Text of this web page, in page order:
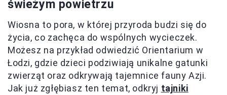
świeżym powietrzu
Wiosna to pora, w której przyroda budzi się do
życia, co zachęca do wspólnych wycieczek.
Możesz na przykład odwiedzić Orientarium w
Łodzi, gdzie dzieci podziwiają unikalne gatunki
zwierząt oraz odkrywają tajemnice fauny Azji.
Jak już zgłębiasz ten temat, odkryj tajniki